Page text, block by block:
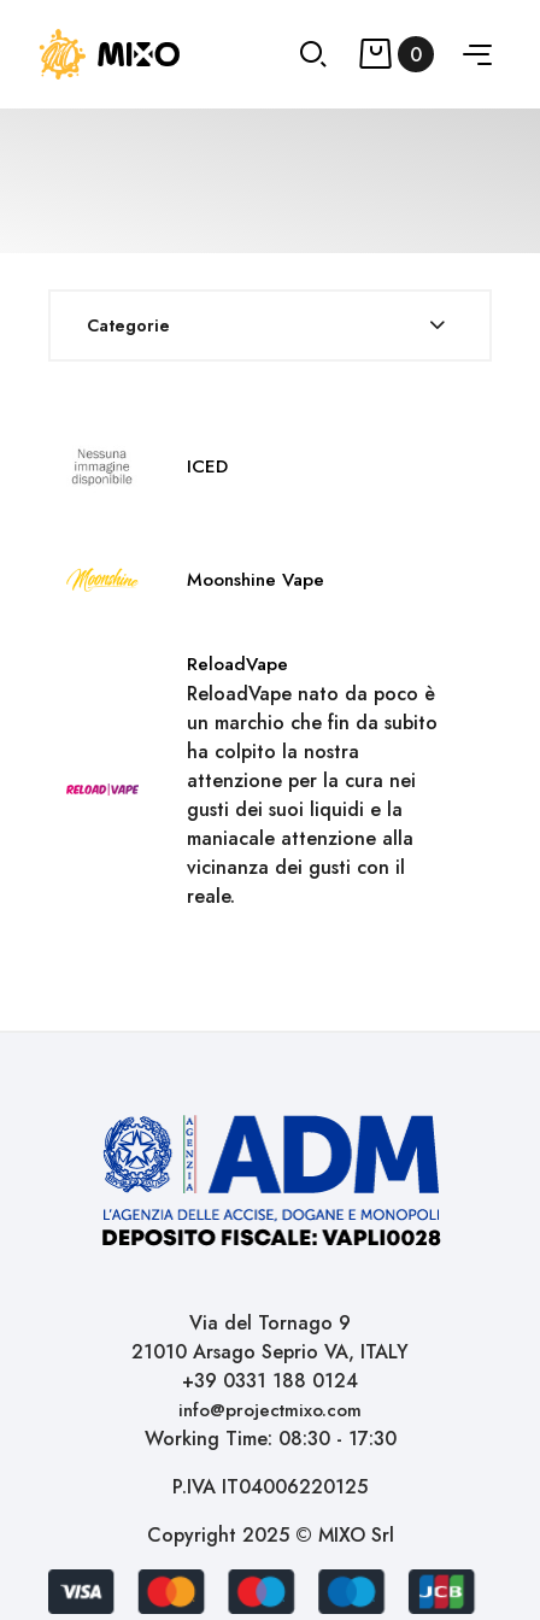
0
Categorie
ICED
Moonshine Vape
ReloadVape
ReloadVape nato da poco è
un marchio che fin da subito
ha colpito la nostra
attenzione per la cura nei
gusti dei suoi liquidi e la
maniacale attenzione alla
vicinanza dei gusti con il
reale.
Via del Tornago 9
21010 Arsago Seprio VA, ITALY
+39 0331 188 0124
info@projectmixo.com
Working Time: 08:30 - 17:30
P.IVA IT04006220125
Copyright 2025 © MIXO Srl